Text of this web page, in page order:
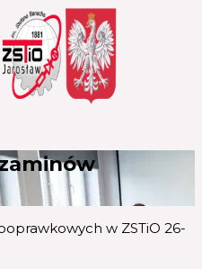
w ZSTiO 26-